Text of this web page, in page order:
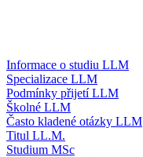
Informace o studiu LLM
Specializace LLM
Podmínky přijetí LLM
Školné LLM
Často kladené otázky LLM
Titul LL.M.
Studium MSc